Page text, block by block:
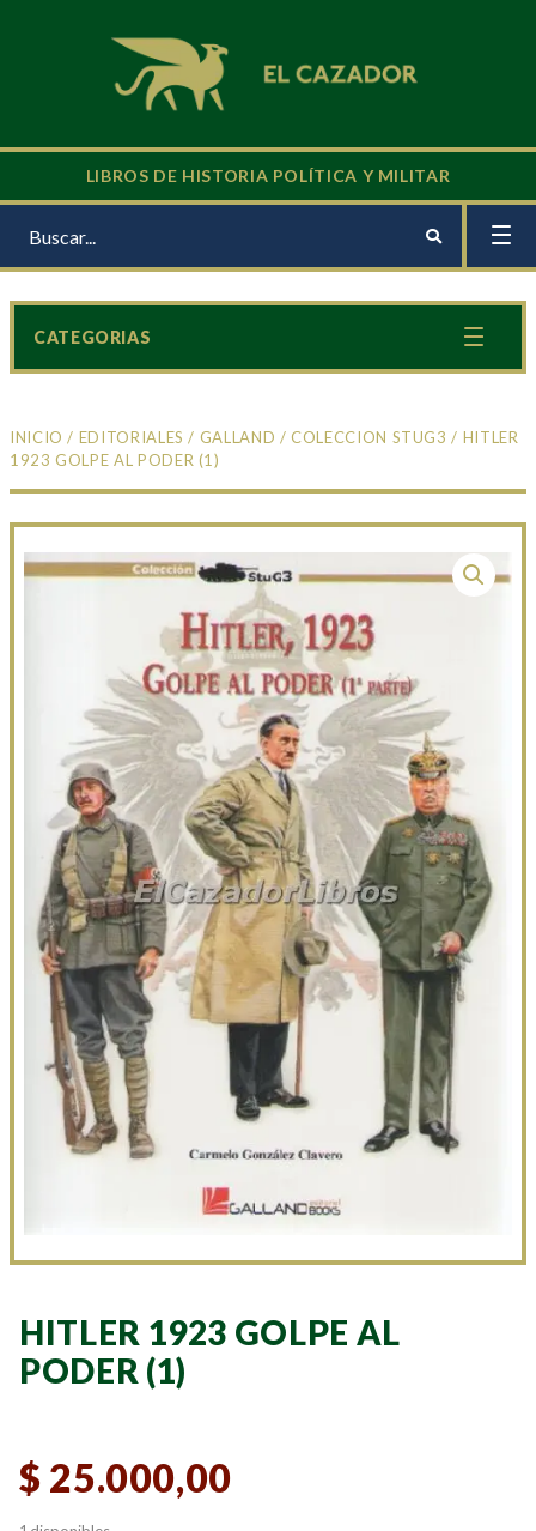
LIBROS DE HISTORIA POLÍTICA Y MILITAR
INICIO / EDITORIALES / GALLAND /COLECCION STUG3 / HITLER
1923 GOLPE AL PODER (1)
HITLER 1923 GOLPE AL
PODER (1)
$ 25.000,00
CATEGORIAS